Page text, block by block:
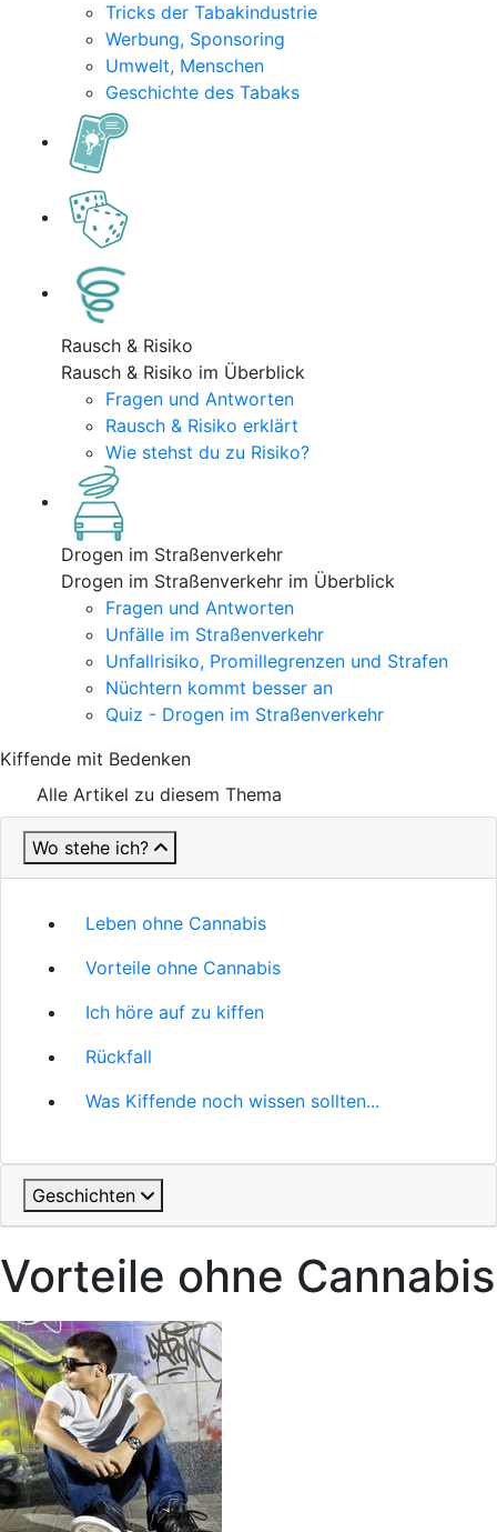
Tricks der Tabakindustrie
Werbung, Sponsoring
Umwelt, Menschen
Geschichte des Tabaks
Rausch & Risiko
Rausch & Risiko im Überblick
Fragen und Antworten
Rausch & Risiko erklärt
Wie stehst du zu Risiko?
Drogen im Straßenverkehr
Drogen im Straßenverkehr im Überblick
Fragen und Antworten
Unfälle im Straßenverkehr
Unfallrisiko, Promillegrenzen und Strafen
Nüchtern kommt besser an
Quiz - Drogen im Straßenverkehr
Kiffende mit Bedenken
Alle Artikel zu diesem Thema
Wo stehe ich?
Leben ohne Cannabis
Vorteile ohne Cannabis
Ich höre auf zu kiffen
Rückfall
Was Kiffende noch wissen sollten...
Geschichten
Vorteile ohne Cannabis